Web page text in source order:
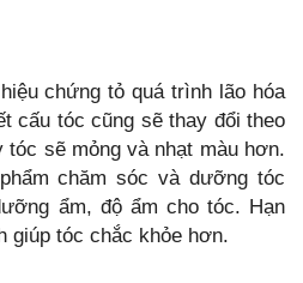
chứng tỏ quá trình lão hóa
cấu tóc cũng sẽ thay đổi theo
tóc sẽ mỏng và nhạt màu hơn.
chăm sóc và dưỡng tóc
ẩm, độ ẩm cho tóc. Hạn
giúp tóc chắc khỏe hơn.